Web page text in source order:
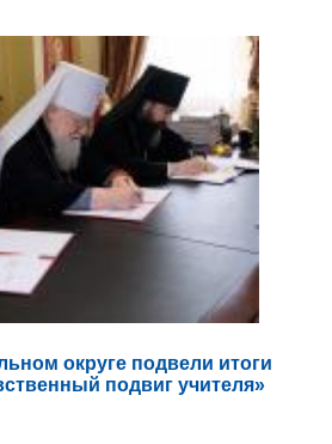
округе подвели итоги
подвиг учителя»